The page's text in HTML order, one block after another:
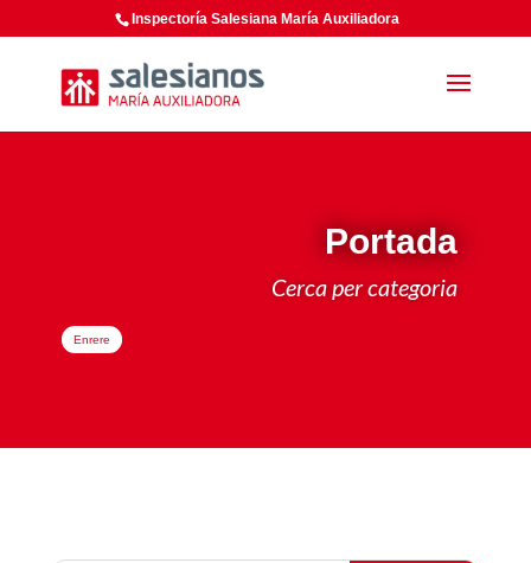
Inspectoría Salesiana María Auxiliadora
Portada
Cerca per categoria
Enrere